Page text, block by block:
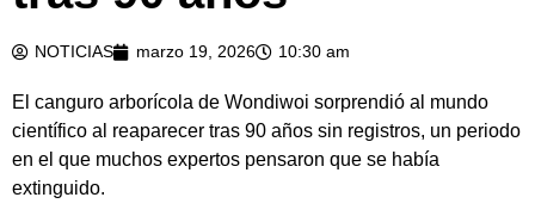
NOTICIAS marzo 19, 2026 10:30 am
El canguro arborícola de Wondiwoi sorprendió al mundo
científico al reaparecer tras 90 años sin registros, un periodo
en el que muchos expertos pensaron que se había
extinguido.